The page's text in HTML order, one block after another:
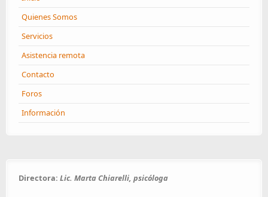
Quienes Somos
Servicios
Asistencia remota
Contacto
Foros
Información
Directora: Lic. Marta Chiarelli, psicóloga